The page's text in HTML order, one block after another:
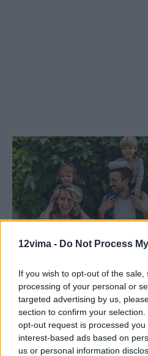
12vima - Do Not Process
If you wish to opt-out of the
processing of your personal or
targeted advertising by us,
section to confirm your
opt-out request is processed
interest-based ads based on
us or personal information